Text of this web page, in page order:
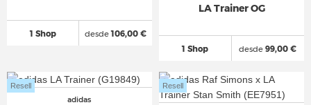
1 Shop desde106,00 €
LA Trainer OG
1 Shop desde 99,00 €
adidas
Resell Resell